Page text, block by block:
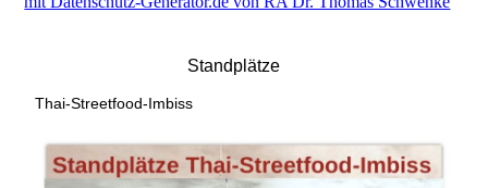
Standplätze
Thai-Streetfood-Imbiss